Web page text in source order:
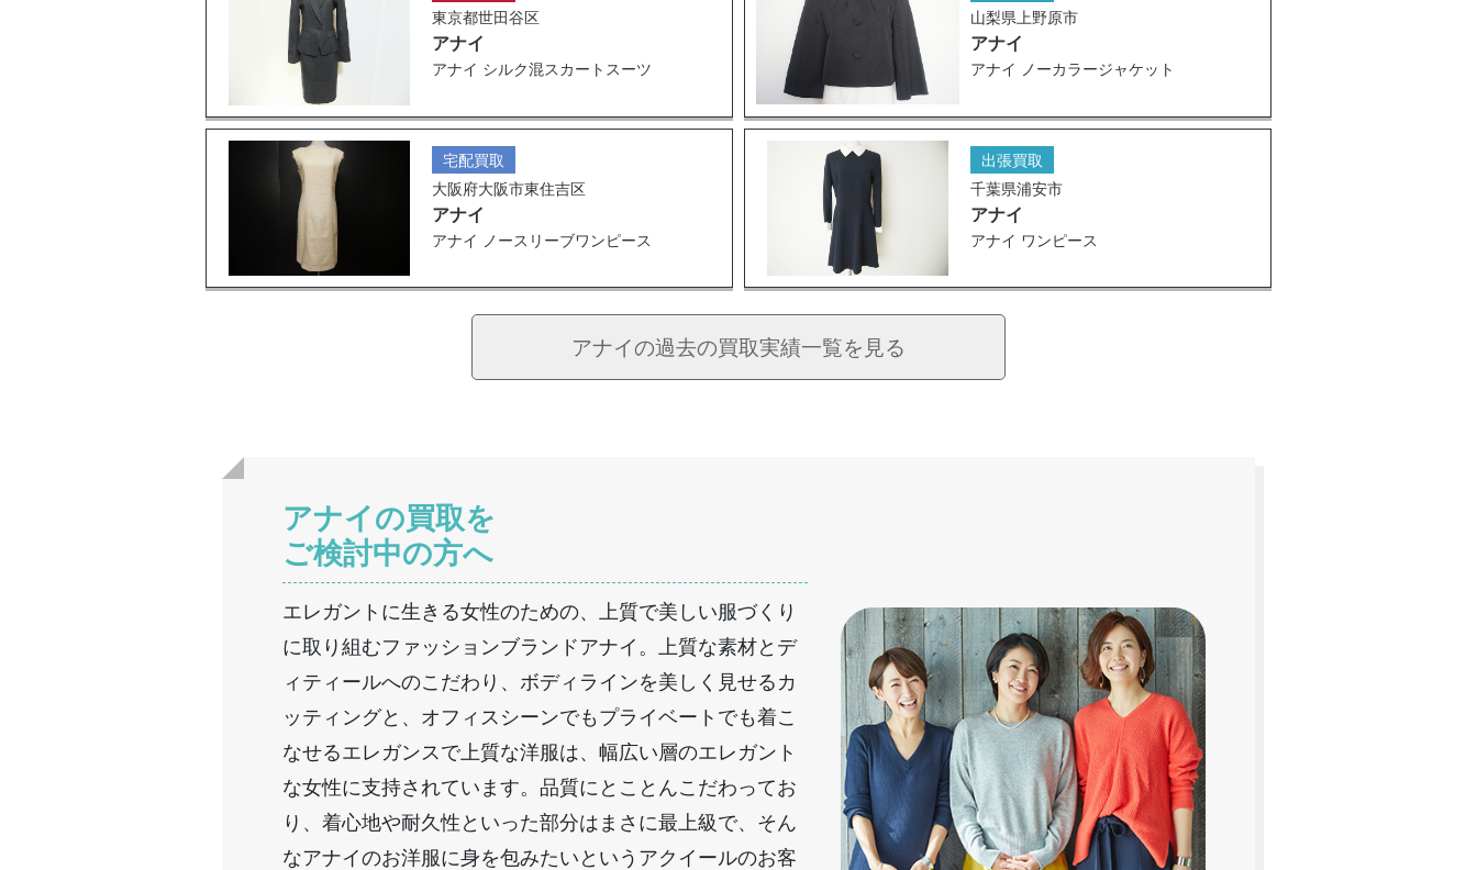
東京都世田谷区
アナイ
アナイ シルク混スカートスーツ
山梨県上野原市
アナイ
アナイ ノーカラージャケット
宅配買取
大阪府大阪市東住吉区
アナイ
アナイ ノースリーブワンピース
出張買取
千葉県浦安市
アナイ
アナイ ワンピース
アナイの過去の買取実績一覧を見る
アナイの買取を
ご検討中の方へ
エレガントに生きる女性のための、上質で美しい服づくり
に取り組むファッションブランドアナイ。上質な素材とデ
ィティールへのこだわり、ボディラインを美しく見せるカ
ッティングと、オフィスシーンでもプライベートでも着こ
なせるエレガンスで上質な洋服は、幅広い層のエレガント
な女性に支持されています。品質にとことんこだわってお
り、着心地や耐久性といった部分はまさに最上級で、そん
なアナイのお洋服に身を包みたいというアクイールのお客